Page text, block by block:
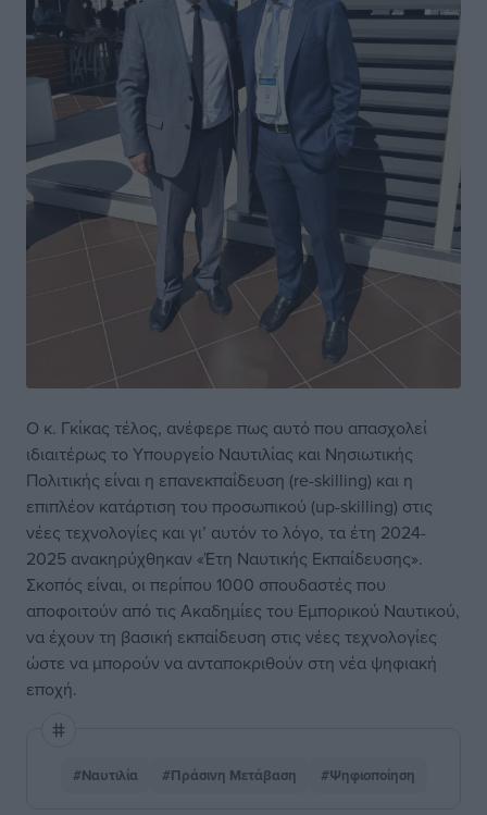
Ο κ. Γκίκας τέλος, ανέφερε πως αυτό που απασχολεί
ιδιαιτέρως το Υπουργείο Ναυτιλίας και Νησιωτικής
Πολιτικής είναι η επανεκπαίδευση (re-skilling) και η
επιπλέον κατάρτιση του προσωπικού (up-skilling) στις
νέες τεχνολογίες και γι’ αυτόν το λόγο, τα έτη 2024-
2025 ανακηρύχθηκαν «Έτη Ναυτικής Εκπαίδευσης».
Σκοπός είναι, οι περίπου 1000 σπουδαστές που
αποφοιτούν από τις Ακαδημίες του Εμπορικού Ναυτικού,
να έχουν τη βασική εκπαίδευση στις νέες τεχνολογίες
ώστε να μπορούν να ανταποκριθούν στη νέα ψηφιακή
εποχή.
#Ναυτιλία #Πράσινη Μετάβαση #Ψηφιοποίηση